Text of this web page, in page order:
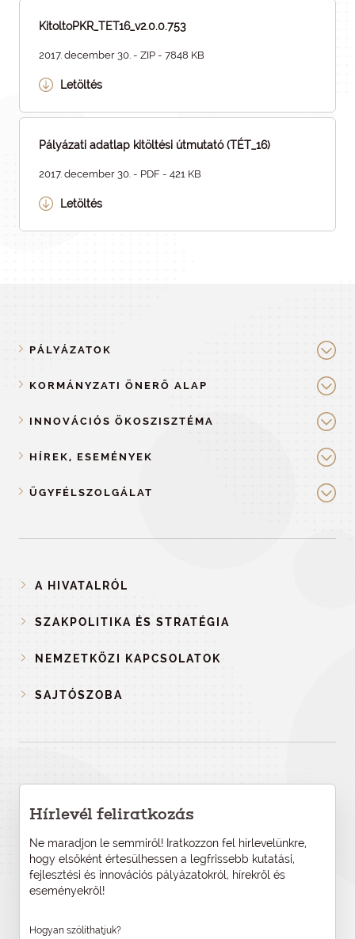
KitoltoPKR_TET16_v2.0.0.753
2017. december 30. - ZIP - 7848 KB
Letöltés
Pályázati adatlap kitöltési útmutató (TÉT_16)
2017. december 30. - PDF - 421 KB
Letöltés
PÁLYÁZATOK
KORMÁNYZATI ÖNERŐ ALAP
INNOVÁCIÓS ÖKOSZISZTÉMA
HÍREK, ESEMÉNYEK
ÜGYFÉLSZOLGÁLAT
A HIVATALRÓL
SZAKPOLITIKA ÉS STRATÉGIA
NEMZETKÖZI KAPCSOLATOK
SAJTÓSZOBA
Hírlevél feliratkozás
Ne maradjon le semmiről! Iratkozzon fel hírlevelünkre,
hogy elsőként értesülhessen a legfrissebb kutatási,
fejlesztési és innovációs pályázatokról, hírekről és
eseményekről!
Hogyan szólíthatjuk?